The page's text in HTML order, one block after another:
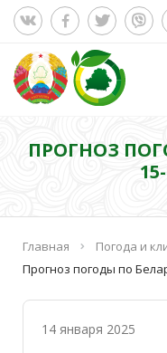
ПРОГНОЗ
Главная Погода и
Прогноз погоды по
14 января 2025